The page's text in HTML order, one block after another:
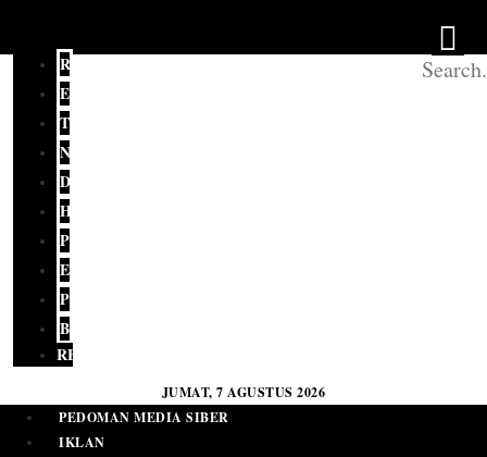
REDAKSI
EDITORIAL
TERKINI
NASIONAL
DAERAH
HUKUM
POLITIK
EKONOMI
PENDIDIKAN
BUDAYA
RELIGI
JUMAT, 7 AGUSTUS 2026
PEDOMAN MEDIA SIBER
IKLAN